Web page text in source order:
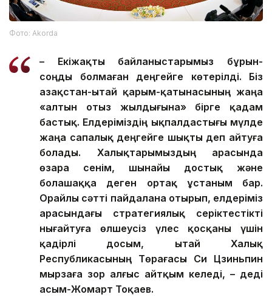
Фото: Аkorda
– Екіжақты байланыстарымыз бұрын-
соңды болмаған деңгейге көтерілді. Біз
Қазақстан-Қытай қарым-қатынасының жаңа
«алтын отыз жылдығына» бірге қадам
бастық. Елдеріміздің ықпалдастығы мүлде
жаңа сапалық деңгейге шықты деп айтуға
болады. Халықтарымыздың арасында
өзара сенім, шынайы достық және
болашаққа деген ортақ ұстаным бар.
Орайлы сәтті пайдалана отырып, елдеріміз
арасындағы стратегиялық серіктестікті
нығайтуға өлшеусіз үлес қосқаны үшін
қадірлі досым, Қытай Халық
Республикасының Төрағасы Си Цзиньпин
мырзаға зор алғыс айтқым келеді, – деді
Қасым-Жомарт Тоқаев.